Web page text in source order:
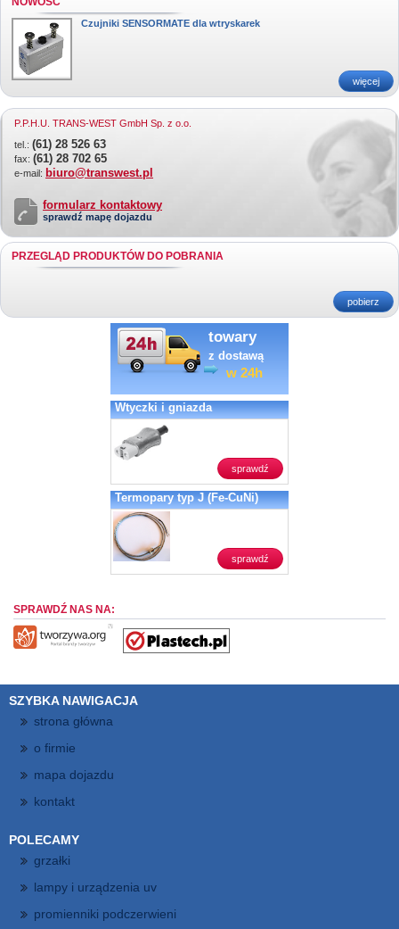
Czujniki SENSORMATE dla wtryskarek
więcej
P.P.H.U. TRANS-WEST GmbH Sp. z o.o.
tel.: (61) 28 526 63
fax: (61) 28 702 65
e-mail: biuro@transwest.pl
formularz kontaktowy
sprawdź mapę dojazdu
PRZEGLĄD PRODUKTÓW DO POBRANIA
pobierz
towary
z dostawą
w 24h
Wtyczki i gniazda
sprawdź
Termopary typ J (Fe-CuNi)
sprawdź
SPRAWDŹ NAS NA:
SZYBKA NAWIGACJA
strona główna
o firmie
mapa dojazdu
kontakt
POLECAMY
grzałki
lampy i urządzenia uv
promienniki podczerwieni